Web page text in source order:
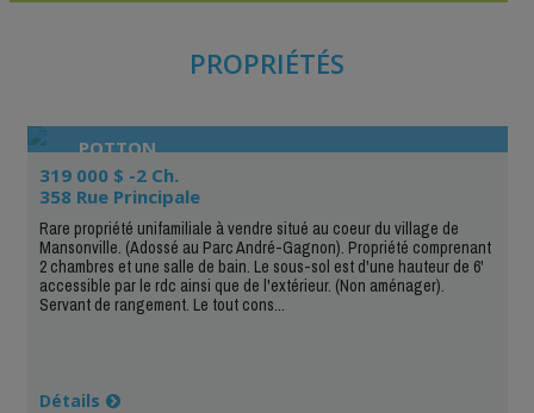
PROPRIÉTÉS
POTTON
319 000 $ -2 Ch.
358 Rue Principale
Rare propriété unifamiliale à vendre situé au coeur du village de
Mansonville. (Adossé au Parc André-Gagnon). Propriété comprenant
2 chambres et une salle de bain. Le sous-sol est d'une hauteur de 6'
accessible par le rdc ainsi que de l'extérieur. (Non aménager).
Servant de rangement. Le tout cons...
Détails